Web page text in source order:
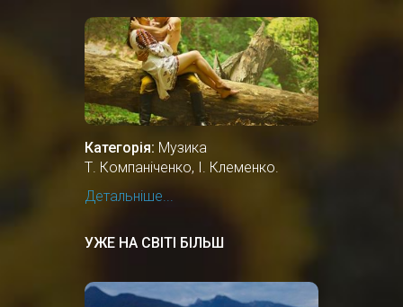
Категорія: Музика
Т. Компаніченко, І. Клеменко.
Детальніше...
УЖЕ НА СВІТІ БІЛЬШ